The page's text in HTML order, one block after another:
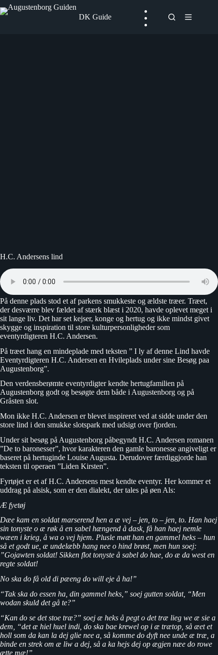
Fortsæt
til
DK Guide
H.C. Andersens lind
På denne plads stod et af parkens smukkeste og ældste træer. Træet,
der desværre blev fældet af stærk blæst i 2020, havde oplevet meget i
sit lange liv. Det har set kejser, konge og hertug og ikke mindst givet
skygge og inspiration til store kulturpersonligheder som
eventyrdigteren H.C. Andersen.
På træet hang en mindeplade med teksten ” I ly af denne Lind havde
Eventyrdigteren H.C. Andersen en Hvileplads under sine Besøg paa
Augustenborg”.
Den verdensberømte eventyrdigter kendte hertugfamilien på
Augustenborg godt og besøgte dem både i Augustenborg og på
Gråsten slot.
Mon ikke H.C. Andersen er blevet inspireret ved at sidde under den
store lind i den smukke slotspark med udsigt over fjorden.
Under sit besøg på Augustenborg påbegyndt H.C. Andersen romanen
”De to baronesser”, hvor karakteren den gamle baronesse angiveligt er
baseret på hertuginde Louise Augusta. Derudover færdiggjorde han
teksten til operaen ”Liden Kirsten”.
Fyrtøjet er et af H.C. Andersens mest kendte eventyr. Her kommer et
uddrag på alsisk, som er den dialekt, der tales på øen Als:
Æ fyetøj
Dæe kam en soldat marserend hen a æ vej – jen, to – jen, to. Han haej
sin tonyste o æ røk å en sabel hængend å dask, få han haej nemle
wæen i krieg, å wa o vej hjem. Plusle møtt han en gammel heks – hun
så et godt ue, æ undelæbb hang nee o hind brøst, men hun soej:
”Gojawten soldat! Sikken flot tonyste å sabel do hae, do æ da west en
regte soldat!
No ska do få old di pæeng do will eje å ha!”
“Tak ska do essen ha, din gammel heks,” soej gutten soldat, “Men
wodan skuld det gå te?”
“Kan do se det stoe træ?” soej æ heks å pegt o det træ lieg we æ sie a
dem, “det æ hiel huel indi, do ska bae krewel op i æ trætop, så æet et
holl som da kan la dej glie nee a, så komme do dyft nee unde æ træ, a
binde en strek om æ liw a dej, så a ka hejs dej op ægjen næe do rowe
ætte mæ!”